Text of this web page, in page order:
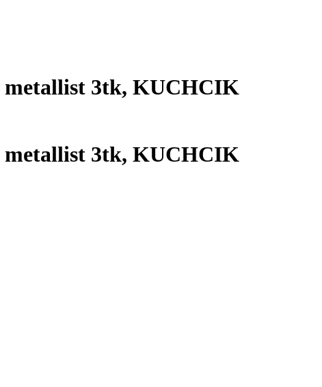
metallist 3tk, KUCHCIK
metallist 3tk, KUCHCIK